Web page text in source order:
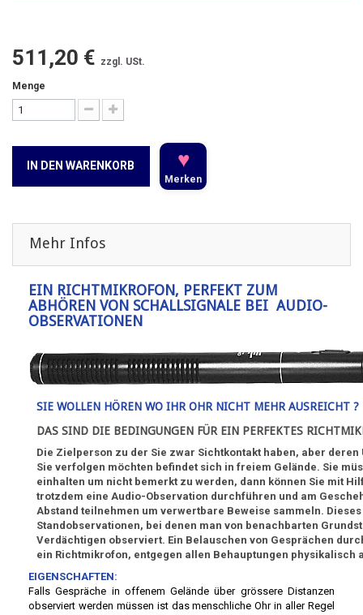
511,20 € zzgl. USt.
Menge
IN DEN WARENKORB ♥
Merken
Mehr Infos
EIN RICHTMIKROFON, PERFEKT ZUM
ABHÖREN VON SCHALLSIGNALE BEI AUDIO-
OBSERVATIONEN
SIE WOLLEN HÖREN WO IHR OHR NICHT MEHR AUSREICHT ?
DAS SIND DIE BEDINGUNGEN FÜR EIN PERFEKTES
Die Zielperson zu der Sie zwar Sichtkontakt haben, aber deren
Sie verfolgen möchten befindet sich in freiem Gelände. Sie
einhalten um nicht bemerkt zu werden, dann können Sie mit
trotzdem eine Audio-Observation durchführen und am
Abstand teilnehmen um verwertbare Beweise sammeln.
Standobservationen, bei denen man von benachbarten
Verdächtigen observiert. Ein Belauschen von Gesprächen
ein Richtmikrofon, entgegen allen Behauptungen
EIGENSCHAFTEN:
Falls Gespräche in offenem Gelände über grössere Distanzen
observiert werden müssen ist das menschliche Ohr in aller Regel